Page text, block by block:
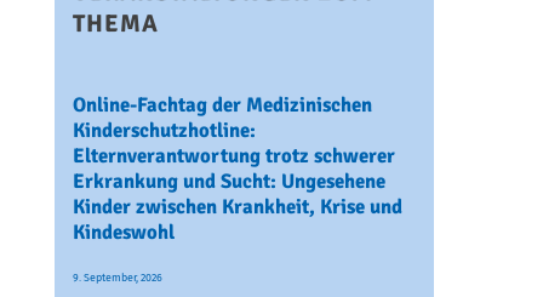
THEMA
Online-Fachtag der Medizinischen
Kinderschutzhotline:
Elternverantwortung trotz schwerer
Erkrankung und Sucht: Ungesehene
Kinder zwischen Krankheit, Krise und
Kindeswohl
9. September, 2026